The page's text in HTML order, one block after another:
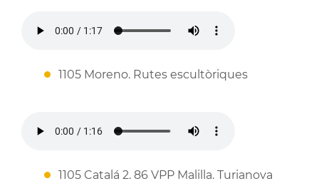
1105 Moreno. Rutes escultòriques
1105 Catalá 2. 86 VPP Malilla. Turianova